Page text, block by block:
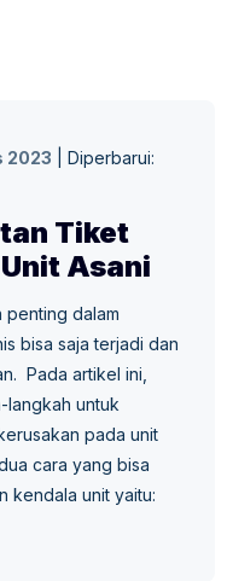
2023
Diperbarui:
Tiket
Asani
penting dalam
bisa saja terjadi dan
Pada artikel ini,
langkah untuk
pada unit
cara yang bisa
kendala unit yaitu: